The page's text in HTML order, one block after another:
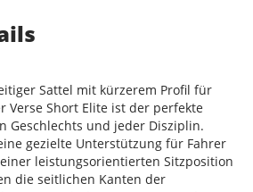
Sattel mit kürzerem Profil für
Verse Short Elite ist der perfekte
Geschlechts und jeder Disziplin.
gezielte Unterstützung für Fahrer
leistungsorientierten Sitzposition
die seitlichen Kanten der